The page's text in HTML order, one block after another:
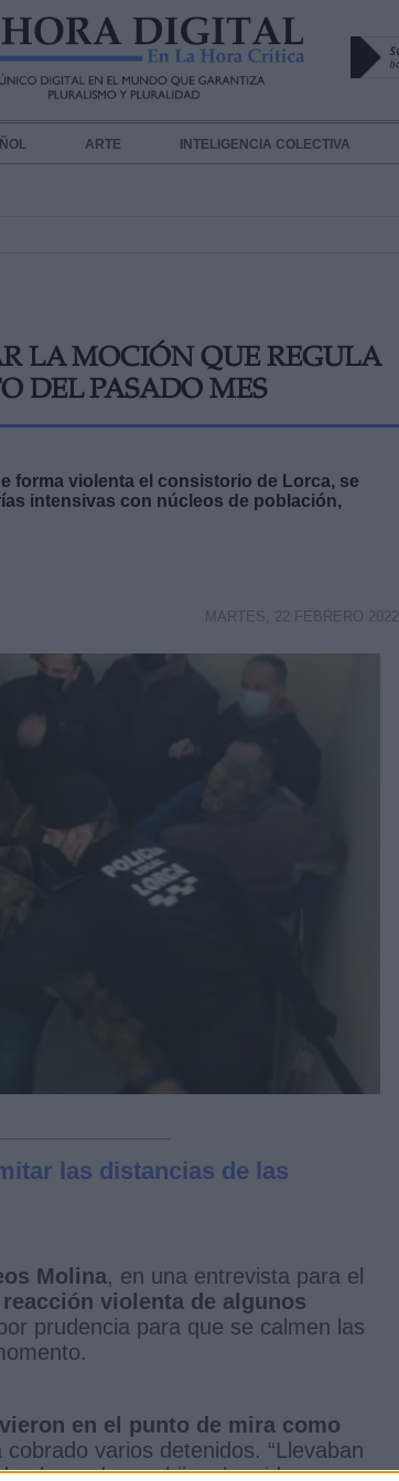
ARTE INTELIGENCIA COLECTIVA
LA MOCIÓN QUE REGULA
DEL PASADO MES
forma violenta el consistorio de Lorca, se
intensivas con núcleos de población,
MARTES, 22 FEBRERO 2022
las distancias de las
Molina, en una entrevista para el
violenta de algunos
prudencia para que se calmen las
en el punto de mira como
varios detenidos. “Llevaban
el pan de sus hijos, ha sido una